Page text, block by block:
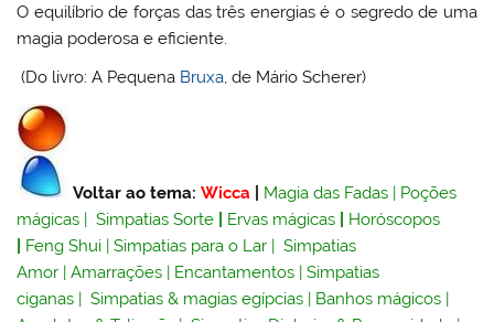
O equilíbrio de forças das três energias é o segredo de uma
magia poderosa e eficiente.
(Do livro: A Pequena Bruxa, de Mário Scherer)
Voltar ao tema:Wicca Magia das Fadas | Poções
mágicas | Simpatias Sorte Ervas mágicas
Horóscopos
Feng Shui |Simpatias para o Lar |Simpatias
Amor |Amarrações | Encantamentos |Simpatias
ciganas |Simpatias & magias egípcias | Banhos mágicos |